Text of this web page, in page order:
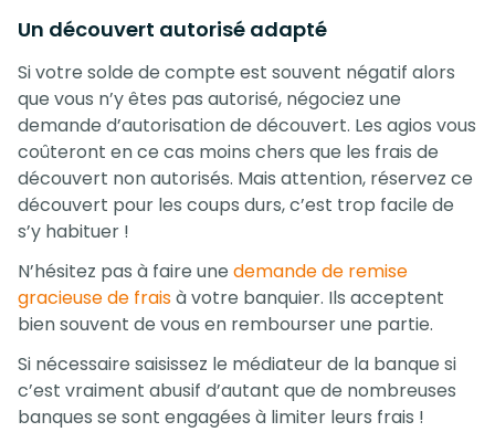
Un découvert autorisé adapté
Si votre solde de compte est souvent négatif alors
que vous n’y êtes pas autorisé, négociez une
demande d’autorisation de découvert. Les agios vous
coûteront en ce cas moins chers que les frais de
découvert non autorisés. Mais attention, réservez ce
découvert pour les coups durs, c’est trop facile de
s’y habituer !
N’hésitez pas à faire une demande de remise
gracieuse de fraisà votre banquier. Ils acceptent
bien souvent de vous en rembourser une partie.
Si nécessaire saisissez le médiateur de la banque si
c’est vraiment abusif d’autant que de nombreuses
banques se sont engagées à limiter leurs frais !